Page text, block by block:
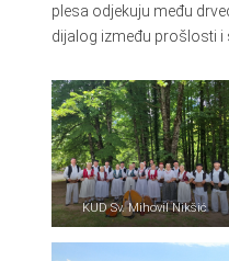
plesa odjekuju među
dijalog između prošlosti i
KUD Sv. Mihovil Nikšić